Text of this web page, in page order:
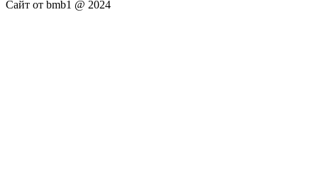
Сайт от bmb1 @ 2024